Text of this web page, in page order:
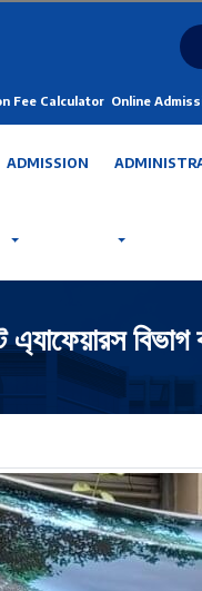
Fee Calculator Online
ADMISSION
এ্যাফেয়ারস